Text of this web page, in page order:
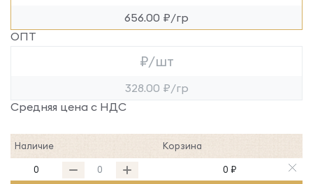
656.00 ₽/гр
ОПТ
₽/шт
328.00 ₽/гр
Средняя цена с НДС
Наличие Корзина
0 0 ₽